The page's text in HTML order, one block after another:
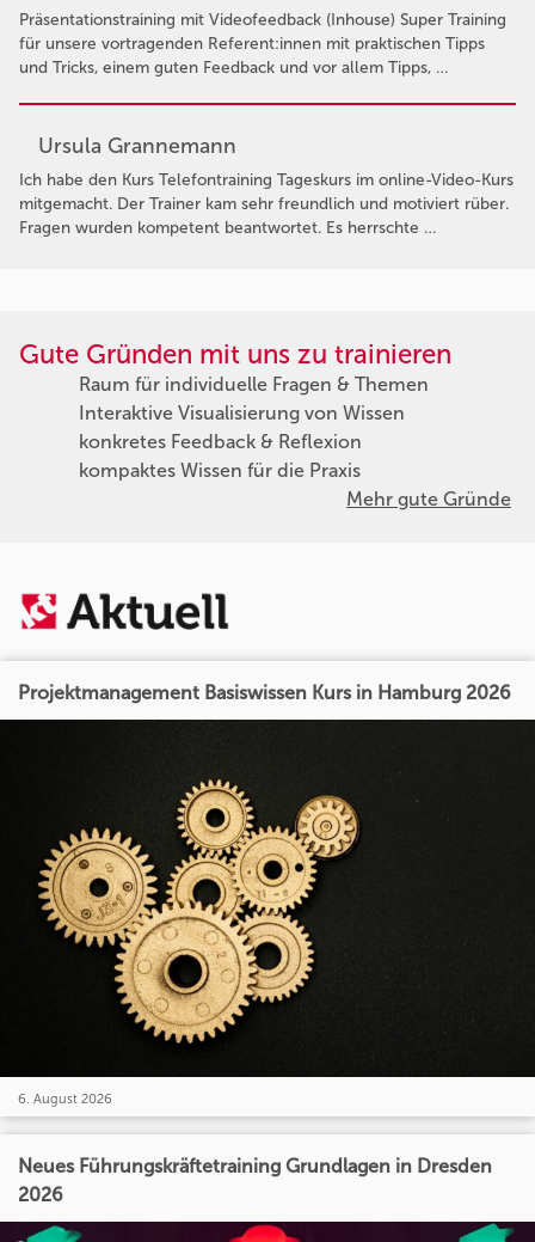
Präsentationstraining mit Videofeedback (Inhouse) Super Training
für unsere vortragenden Referent:innen mit praktischen Tipps
und Tricks, einem guten Feedback und vor allem Tipps, …
Ursula Grannemann
Ich habe den Kurs Telefontraining Tageskurs im online-Video-Kurs
mitgemacht. Der Trainer kam sehr freundlich und motiviert rüber.
Fragen wurden kompetent beantwortet. Es herrschte …
Gute Gründen mit uns zu trainieren
Raum für individuelle Fragen & Themen
Interaktive Visualisierung von Wissen
konkretes Feedback & Reflexion
kompaktes Wissen für die Praxis
Mehr gute Gründe
Projektmanagement Basiswissen Kurs in Hamburg 2026
6. August 2026
Neues Führungskräftetraining Grundlagen in Dresden
2026